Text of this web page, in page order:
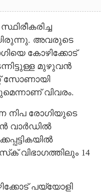
അവരുടെ
കോഴിക്കോട്
മുഴുവൻ
സോണായി
വിവരം.
നിപ രോഗിയുടെ
വാർഡിൽ
വിഭാഗത്തിലും 14
പയ്യോളി